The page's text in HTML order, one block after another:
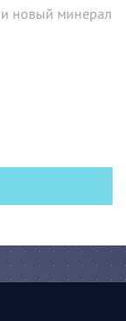
новый минерал